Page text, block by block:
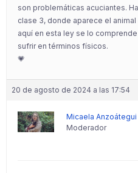
son problemáticas acuciantes.
clase 3, donde aparece el
aquí en esta ley se lo
sufrir en términos físicos.
💗
20 de agosto de 2024 a las 17:54
Micaela Anzoátegui
Moderador